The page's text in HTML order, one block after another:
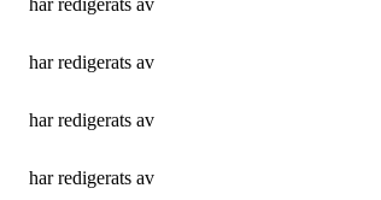
har redigerats av
har redigerats av
har redigerats av
har redigerats av